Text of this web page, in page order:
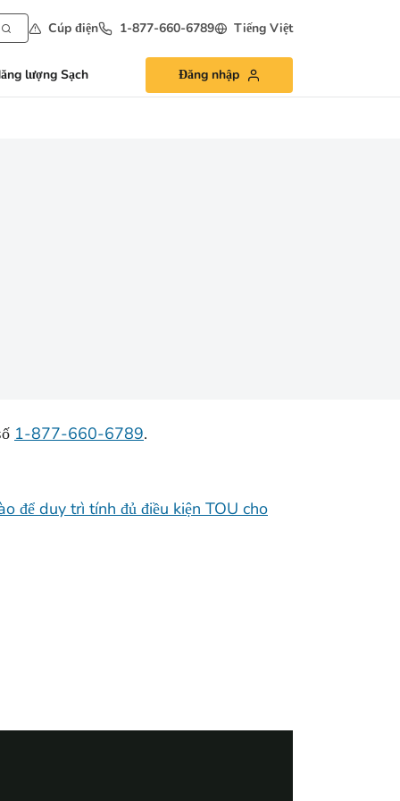
Cúp điện 1-877-660-6789 Tiếng Việt
lượng Sạch Đăng nhập
1-877-660-6789.
để duy trì tính đủ điều kiện TOU cho